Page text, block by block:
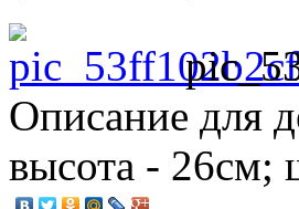
Описание для
высота - 26см;